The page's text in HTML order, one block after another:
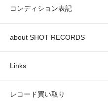
コンディション表記
about SHOT RECORDS
Links
レコード買い取り